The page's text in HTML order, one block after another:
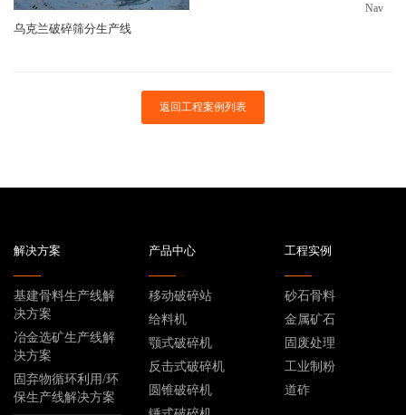
乌克兰破碎筛分生产线
返回工程案例列表
解决方案
基建骨料生产线解
决方案
冶金选矿生产线解
决方案
固弃物循环利用/环
保生产线解决方案
产品中心
移动破碎站
给料机
颚式破碎机
反击式破碎机
圆锥破碎机
工程实例
砂石骨料
金属矿石
固废处理
工业制粉
道砟
Nav